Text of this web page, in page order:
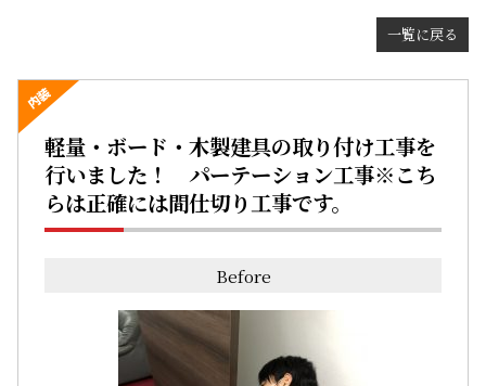
一覧に戻る
軽量・ボード・木製建具の取り付け工事を
行いました！ パーテーション工事※こち
らは正確には間仕切り工事です。
Before